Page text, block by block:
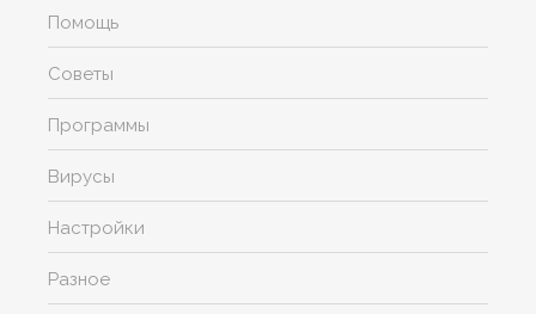
Помощь
Советы
Программы
Вирусы
Настройки
Разное